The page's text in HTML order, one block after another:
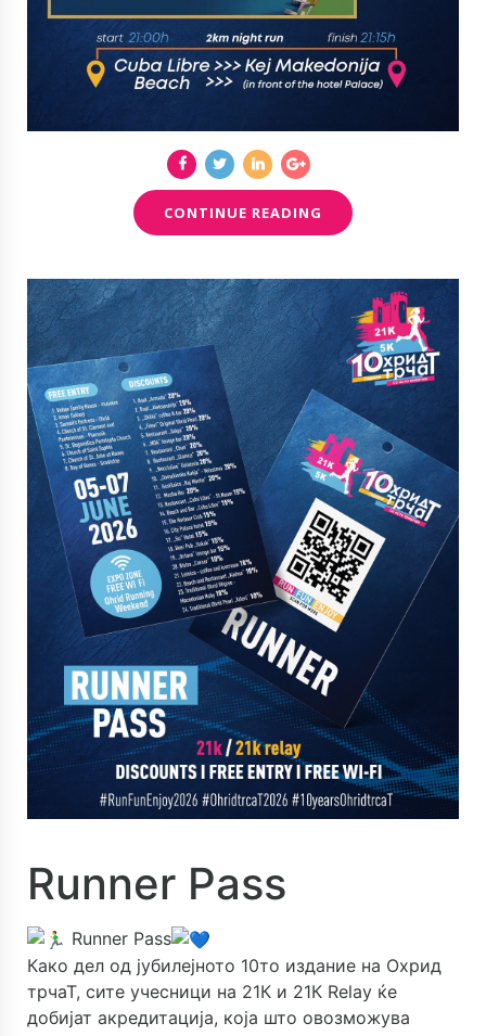
CONTINUE READING
Runner Pass
Runner Pass
Како дел од јубилејното 10то издание на Охрид
трчаТ, сите учесници на 21К и 21К Relay ќе
добијат акредитација, која што овозможува